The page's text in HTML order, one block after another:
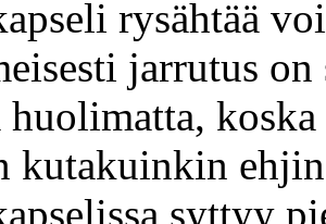
rysähtää
jarrutus
kutakuinkin
syttyy